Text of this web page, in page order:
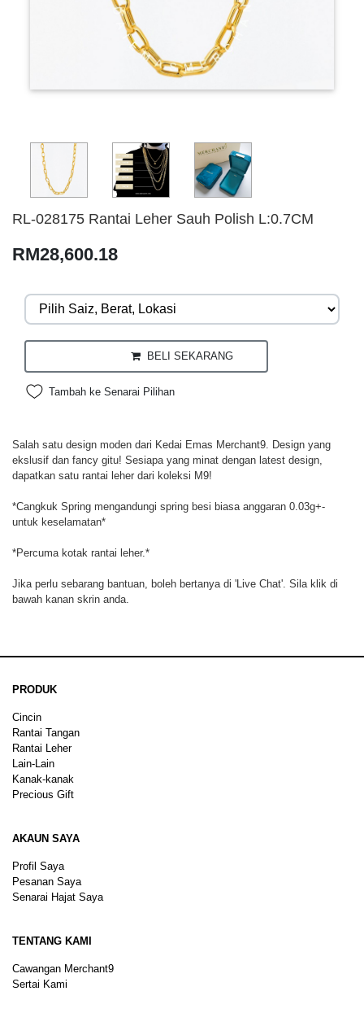
RL-028175 Rantai Leher Sauh Polish L:0.7CM
RM28,600.18
BELI SEKARANG
Tambah ke Senarai Pilihan
Salah satu design moden dari Kedai Emas Merchant9. Design yang
ekslusif dan fancy gitu! Sesiapa yang minat dengan latest design,
dapatkan satu rantai leher dari koleksi M9!
*Cangkuk Spring mengandungi spring besi biasa anggaran 0.03g+-
untuk keselamatan*
*Percuma kotak rantai leher.*
Jika perlu sebarang bantuan, boleh bertanya di 'Live Chat'. Sila klik di
bawah kanan skrin anda.
PRODUK
Cincin
Rantai Tangan
Rantai Leher
Lain-Lain
Kanak-kanak
Precious Gift
AKAUN SAYA
Profil Saya
Pesanan Saya
Senarai Hajat Saya
TENTANG KAMI
Cawangan Merchant9
Sertai Kami